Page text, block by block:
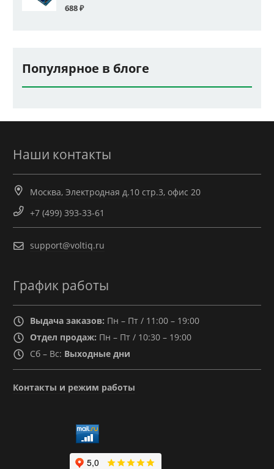
688₽
Популярное в блоге
Наши контакты
Москва, Электродная д.10 стр.3, офис 20
+7 (499) 393-33-61
support@voltiq.ru
График работы
Выдача заказов: Пн – Пт / 11:00 – 19:00
Отдел продаж: Пн – Пт / 10:30 – 19:00
Сб – Вс: Выходные дни
Контакты и режим работы